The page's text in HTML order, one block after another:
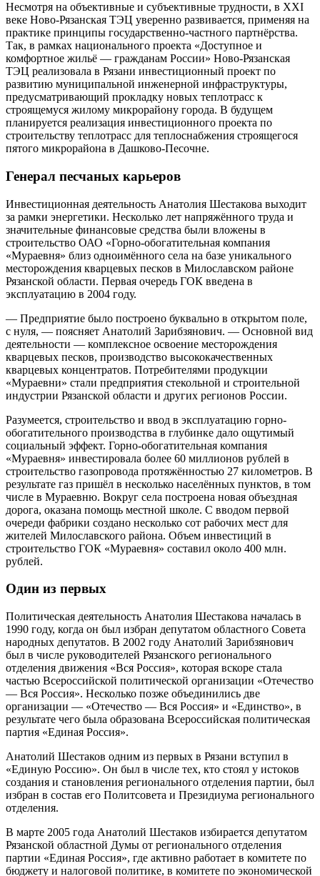
Несмотря на объективные и субъективные трудности, в XXI
веке Ново-Рязанская ТЭЦ уверенно развивается, применяя на
практике принципы государственно-частного партнёрства.
Так, в рамках национального проекта «Доступное и
комфортное жильё — гражданам России» Ново-Рязанская
ТЭЦ реализовала в Рязани инвестиционный проект по
развитию муниципальной инженерной инфраструктуры,
предусматривающий прокладку новых теплотрасс к
строящемуся жилому микрорайону города. В будущем
планируется реализация инвестиционного проекта по
строительству теплотрасс для теплоснабжения строящегося
пятого микрорайона в Дашково-Песочне.
Генерал песчаных карьеров
Инвестиционная деятельность Анатолия Шестакова выходит
за рамки энергетики. Несколько лет напряжённого труда и
значительные финансовые средства были вложены в
строительство ОАО «Горно-обогатительная компания
«Мураевня» близ одноимённого села на базе уникального
месторождения кварцевых песков в Милославском районе
Рязанской области. Первая очередь ГОК введена в
эксплуатацию в 2004 году.
— Предприятие было построено буквально в открытом поле,
с нуля, — поясняет Анатолий Зарибзянович. — Основной вид
деятельности — комплексное освоение месторождения
кварцевых песков, производство высококачественных
кварцевых концентратов. Потребителями продукции
«Мураевни» стали предприятия стекольной и строительной
индустрии Рязанской области и других регионов России.
Разумеется, строительство и ввод в эксплуатацию горно-
обогатительного производства в глубинке дало ощутимый
социальный эффект. Горно-обогатительная компания
«Мураевня» инвестировала более 60 миллионов рублей в
строительство газопровода протяжённостью 27 километров. В
результате газ пришёл в несколько населённых пунктов, в том
числе в Мураевню. Вокруг села построена новая объездная
дорога, оказана помощь местной школе. С вводом первой
очереди фабрики создано несколько сот рабочих мест для
жителей Милославского района. Объем инвестиций в
строительство ГОК «Мураевня» составил около 400 млн.
рублей.
Один из первых
Политическая деятельность Анатолия Шестакова началась в
1990 году, когда он был избран депутатом областного Совета
народных депутатов. В 2002 году Анатолий Зарибзянович
был в числе руководителей Рязанского регионального
отделения движения «Вся Россия», которая вскоре стала
частью Всероссийской политической организации «Отечество
— Вся Россия». Несколько позже объединились две
организации — «Отечество — Вся Россия» и «Единство», в
результате чего была образована Всероссийская политическая
партия «Единая Россия».
Анатолий Шестаков одним из первых в Рязани вступил в
«Единую Россию». Он был в числе тех, кто стоял у истоков
создания и становления регионального отделения партии, был
избран в состав его Политсовета и Президиума регионального
отделения.
В марте 2005 года Анатолий Шестаков избирается депутатом
Рязанской областной Думы от регионального отделения
партии «Единая Россия», где активно работает в комитете по
бюджету и налоговой политике, в комитете по экономической